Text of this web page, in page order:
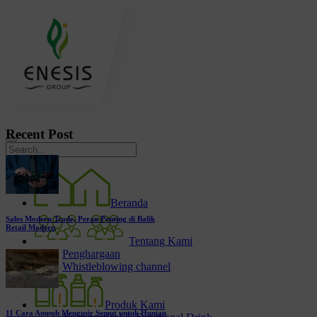
Beranda
Tentang Kami
Penghargaan
Whistleblowing channel
Produk Kami
Recent Post
Sales Modern Trade, Peran Penting di Balik
Retail Modern
11 Cara Ampuh Mengusir Semut untuk Hunian